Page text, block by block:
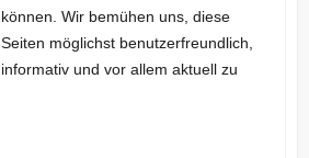
können. Wir bemühen uns, diese
Seiten möglichst benutzerfreundlich,
informativ und vor allem aktuell zu